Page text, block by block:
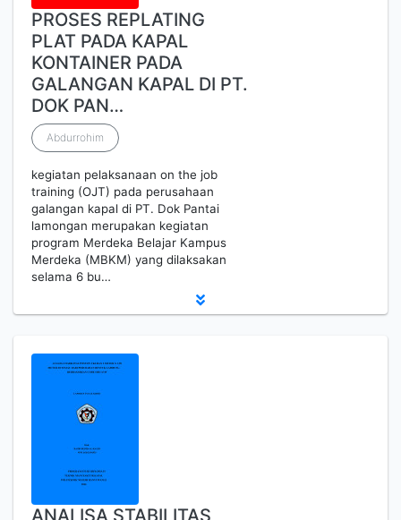
PROSES REPLATING
PLAT PADA KAPAL
KONTAINER PADA
GALANGAN KAPAL DI PT.
DOK PAN…
Abdurrohim
kegiatan pelaksanaan on the job
training (OJT) pada perusahaan
galangan kapal di PT. Dok Pantai
lamongan merupakan kegiatan
program Merdeka Belajar Kampus
Merdeka (MBKM) yang dilaksakan
selama 6 bu…
ANALISA STABILITAS